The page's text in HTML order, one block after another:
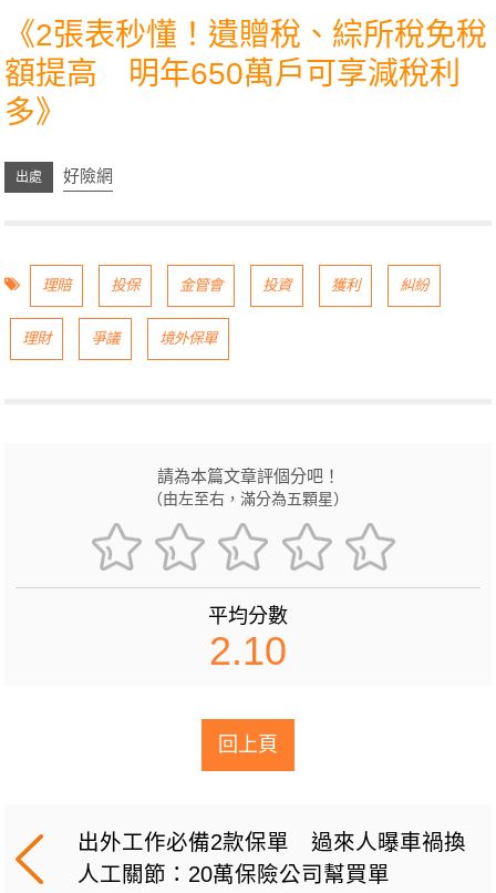
《2張表秒懂！遺贈稅、綜所稅免稅
額提高 明年650萬戶可享減稅利
多》
好險網
理賠 投保 金管會 投資 獲利 糾紛
理財 爭議 境外保單
請為本篇文章評個分吧！
（由左至右，滿分為五顆星）
平均分數
2.10
回上頁
出外工作必備2款保單 過來人曝車禍換
人工關節：20萬保險公司幫買單